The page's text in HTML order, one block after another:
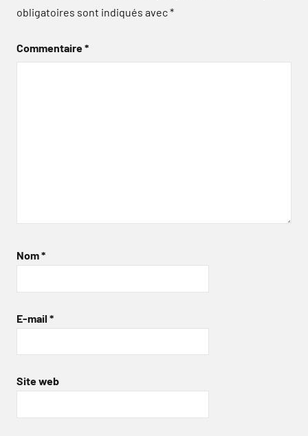
obligatoires sont indiqués avec*
Commentaire*
Nom*
E-mail *
Site web